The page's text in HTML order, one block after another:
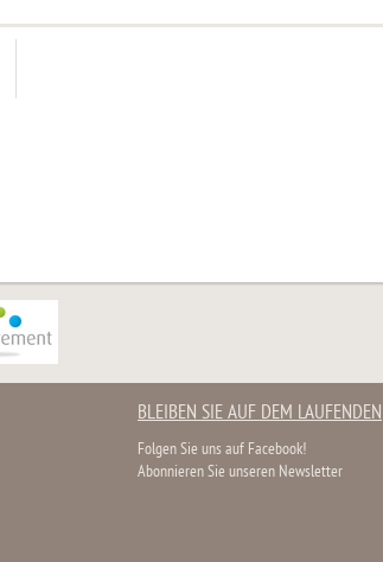
BLEIBEN SIE AUF DEM LAUFENDEN
Folgen Sie uns auf Facebook!
Abonnieren Sie unseren Newsletter